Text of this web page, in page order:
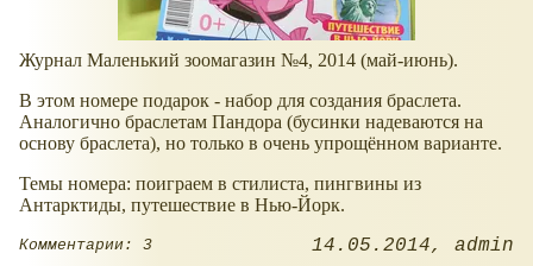
Журнал Маленький зоомагазин №4, 2014 (май-июнь).
В этом номере подарок - набор для создания браслета.
Аналогично браслетам Пандора (бусинки надеваются на
основу браслета), но только в очень упрощённом варианте.
Темы номера: поиграем в стилиста, пингвины из
Антарктиды, путешествие в Нью-Йорк.
Комментарии: 3 14.05.2014 admin